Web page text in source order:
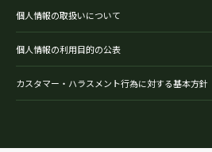
個人情報の取扱いについて
個人情報の利用目的の公表
カスタマー・ハラスメント行為に対する基本方針